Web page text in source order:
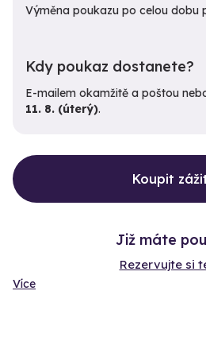
Výměna poukazu po celou dobu
Kdy poukaz dostanete?
E-mailem okamžitě a poštou
11. 8. (úterý).
Koupit
Již máte
Rezervujte si
Více